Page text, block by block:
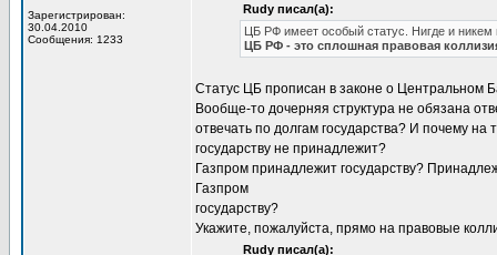
Зарегистрирован:
30.04.2010
Сообщения: 1233
Rudy писал(а):
ЦБ РФ имеет особый статус. Нигде и никем
ЦБ РФ - это сплошная правовая
Статус ЦБ прописан в законе о Центральном
Вообще-то дочерняя структура не обязана
отвечать по долгам государства? И почему
государству не принадлежит?
Газпром принадлежит государству?
Газпром
государству?
Укажите, пожалуйста, прямо на правовые
Rudy писал(а):